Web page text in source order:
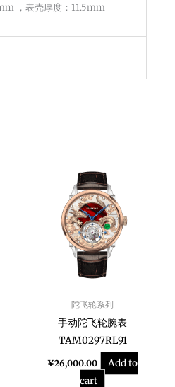
，表壳厚度：11.5mm
陀飞轮系列
手动陀飞轮腕表
TAM0297RL91
¥26,000.00
Add to
cart